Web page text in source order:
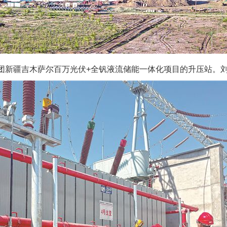
新疆吉木萨尔百万光伏+全钒液流储能一体化项目的升压站。